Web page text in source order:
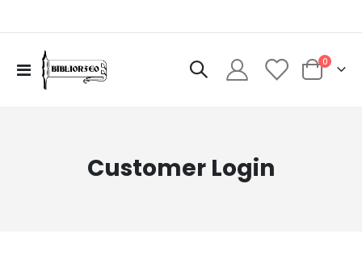
Toggle
Nav
Cart
0elementi
Customer Login